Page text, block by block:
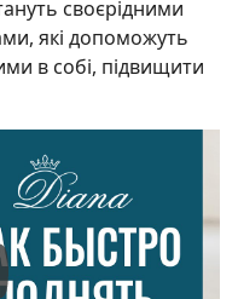
своєрідними
які допоможуть
в собі, підвищити